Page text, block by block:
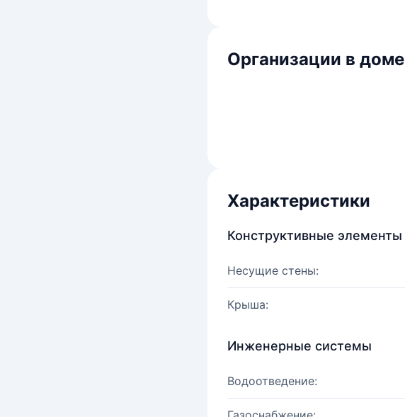
Организации в доме
Характеристики
Конструктивные элементы
Несущие стены:
Крыша:
Инженерные системы
Водоотведение: